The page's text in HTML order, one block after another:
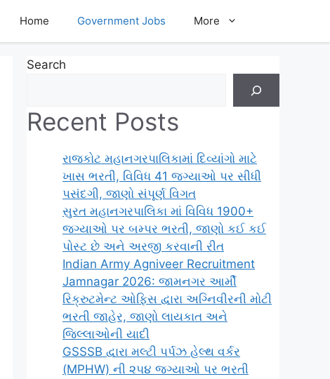
Home Government Jobs More
Search
Recent Posts
રાજકોટ મહાનગરપાલિકામાં દિવ્યાંગો માટે
ખાસ ભરતી, વિવિધ 41 જગ્યાઓ પર સીધી
પસંદગી, જાણો સંપૂર્ણ વિગત
સુરત મહાનગરપાલિકા માં વિવિધ 1900+
જગ્યાઓ પર બમ્પર ભરતી, જાણો કઈ કઈ
પોસ્ટ છે અને અરજી કરવાની રીત
Indian Army Agniveer Recruitment
Jamnagar 2026: જામનગર આર્મી
રિક્રુટમેન્ટ ઓફિસ દ્વારા અગ્નિવીરની મોટી
ભરતી જાહેર, જાણો લાયકાત અને
જિલ્લાઓની યાદી
GSSSB દ્વારા મલ્ટી પર્પઝ હેલ્થ વર્કર
(MPHW) ની ૨૫૪ જગ્યાઓ પર ભરતી